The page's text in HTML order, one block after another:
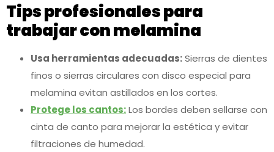
Tips profesionales para
trabajar con melamina
Usa herramientas adecuadas:Sierras de dientes
finos o sierras circulares con disco especial para
melamina evitan astillados en los cortes.
Protege los cantos:Los bordes deben sellarse con
cinta de canto para mejorar la estética y evitar
filtraciones de humedad.